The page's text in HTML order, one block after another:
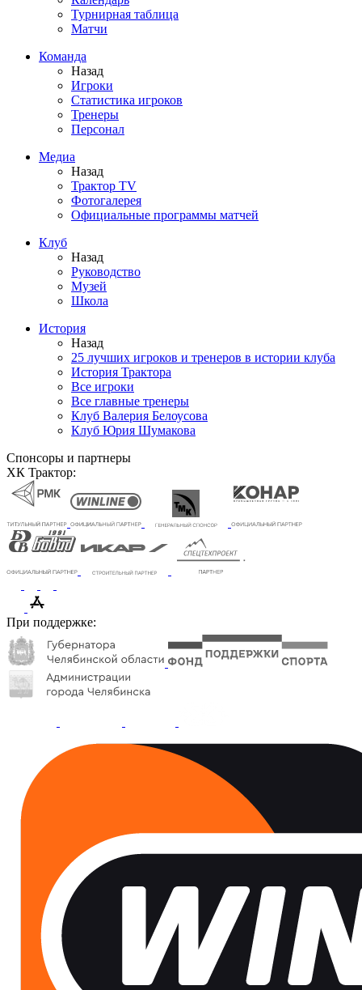
Турнирная таблица
Матчи
Команда
Назад
Игроки
Статистика игроков
Тренеры
Персонал
Медиа
Назад
Трактор TV
Фотогалерея
Официальные программы матчей
Клуб
Назад
Руководство
Музей
Школа
История
Назад
25 лучших игроков и тренеров в истории клуба
История Трактора
Все игроки
Все главные тренеры
Клуб Валерия Белоусова
Клуб Юрия Шумакова
Спонсоры и партнеры
ХК Трактор:
При поддержке: